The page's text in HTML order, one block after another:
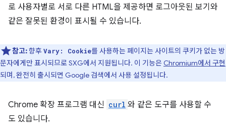
로 사용자별로 서로 다른 HTML을 제공하면 로그아웃된 보기와
같은 잘못된 환경이 표시될 수 있습니다.
참고:향후Vary: Cookie를 사용하는 페이지는 사이트의 쿠키가 없는 방
문자에게만 표시되므로 SXG에서 지원됩니다. 이 기능은 Chromium에서 구현
되며, 완전히 출시되면 Google 검색에서 사용 설정됩니다.
Chrome 확장 프로그램 대신 curl 와 같은 도구를 사용할 수
도 있습니다.